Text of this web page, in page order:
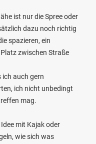
ist nur die Spree oder
dazu noch richtig
spazieren, ein
zwischen Straße
ich auch gern
ich nicht unbedingt
mag.
mit Kajak oder
wie sich was